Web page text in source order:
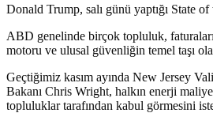
Donald Trump, salı günü yaptığı State
ABD genelinde birçok topluluk,
motoru ve ulusal güvenliğin temel taşı
Geçtiğimiz kasım ayında New Jersey
Bakanı Chris Wright, halkın enerji
topluluklar tarafından kabul görmesini